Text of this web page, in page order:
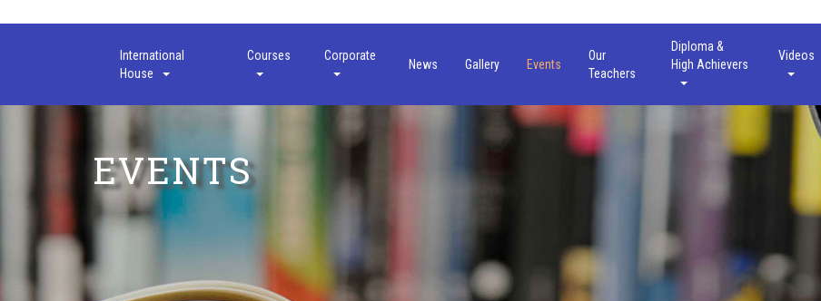
International
House
Courses Corporate
News Gallery Events
Our
Teachers
Diploma &
High Achievers
Videos
EVENTS